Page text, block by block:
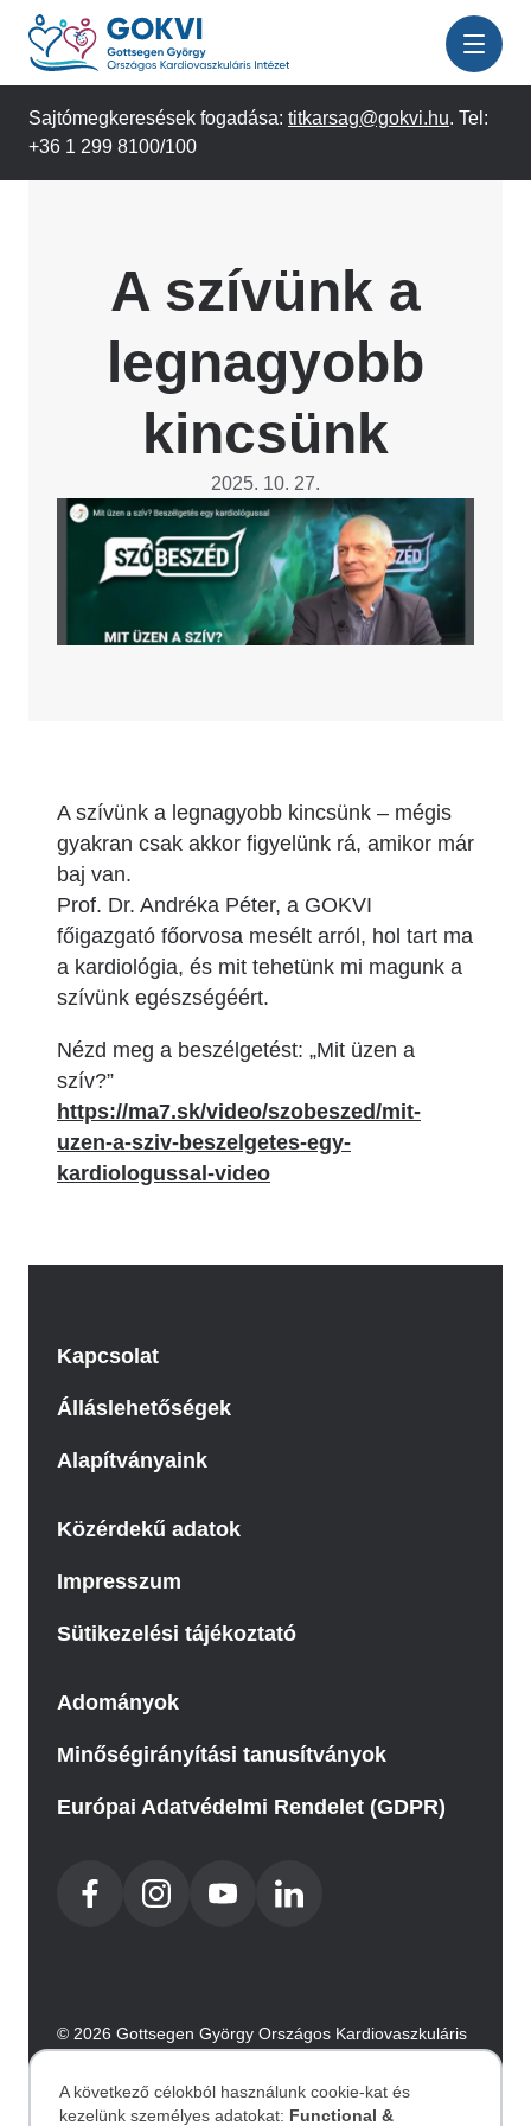
Ugrás
tartalomra
Sajtómegkeresések fogadása: titkarsag@gokvi.hu. Tel:
+36 1 299 8100/100
A szívünk a
legnagyobb
kincsünk
2025. 10. 27.
Image
A szívünk a legnagyobb kincsünk – mégis
gyakran csak akkor figyelünk rá, amikor már
baj van.
Prof. Dr. Andréka Péter, a GOKVI
főigazgató főorvosa mesélt arról, hol tart ma
a kardiológia, és mit tehetünk mi magunk a
szívünk egészségéért.
Nézd meg a beszélgetést: „Mit üzen a
szív?”
https://ma7.sk/video/szobeszed/mit-
uzen-a-sziv-beszelgetes-egy-
kardiologussal-video
Kapcsolat
Álláslehetőségek
Alapítványaink
Közérdekű adatok
Impresszum
Sütikezelési tájékoztató
Adományok
Minőségirányítási tanusítványok
Európai Adatvédelmi Rendelet (GDPR)
© 2026 Gottsegen György Országos Kardiovaszkuláris
Intézet. Minden jog fenntartva.
A következő célokból használunk cookie-kat és
kezelünk személyes adatokat: Functional &